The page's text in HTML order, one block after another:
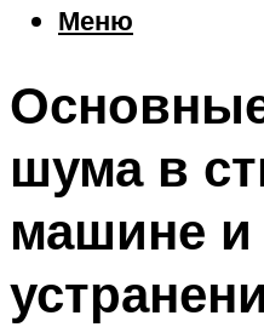
Меню
шума в
машине